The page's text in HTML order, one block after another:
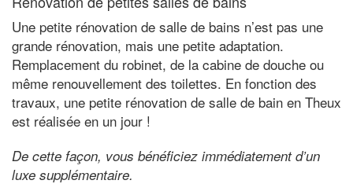
Une petite rénovation de salle de bains n’est pas une
grande rénovation, mais une petite adaptation.
Remplacement du robinet, de la cabine de douche ou
même renouvellement des toilettes. En fonction des
travaux, une petite rénovation de salle de bain en Theux
est réalisée en un jour !
De cette façon, vous bénéficiez immédiatement d’un
luxe supplémentaire.